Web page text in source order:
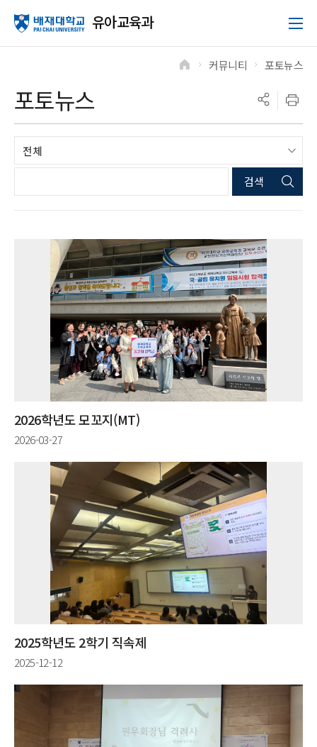
유아교육과
포토뉴스
커뮤니티 포토뉴스
2026학년도 모꼬지(MT)
2026-03-27
2025학년도 2학기 직속제
2025-12-12